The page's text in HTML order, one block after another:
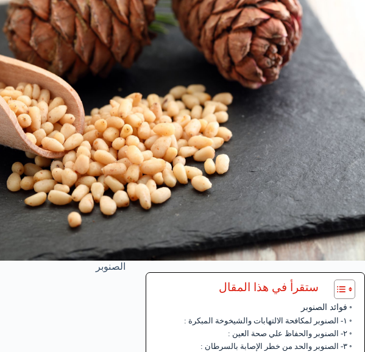
الصنوبر
ستقرأ في هذا المقال
فوائد الصنوبر
١- الصنوبر لمكافحة الالتهابات والشيخوخة المبكرة :
٢- الصنوبر والحفاظ علي صحة العين :
٣- الصنوبر والحد من خطر الإصابة بالسرطان :